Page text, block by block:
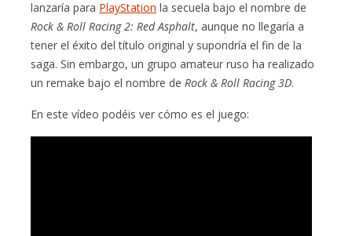
lanzaría para PlayStation la secuela bajo el nombre de
Rock & Roll Racing 2: Red Asphalt, aunque no llegaría a
tener el éxito del título original y supondría el fin de la
saga. Sin embargo, un grupo amateur ruso ha realizado
un remake bajo el nombre deRock & Roll Racing 3D.
En este vídeo podéis ver cómo es el juego: